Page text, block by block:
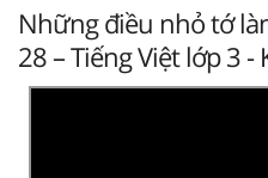
Những điều nhỏ tớ
28 – Tiếng Việt lớp 3